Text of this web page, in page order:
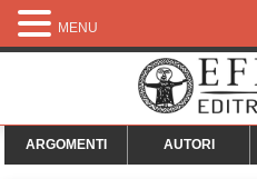
ARGOMENTI AUTORI
MENU